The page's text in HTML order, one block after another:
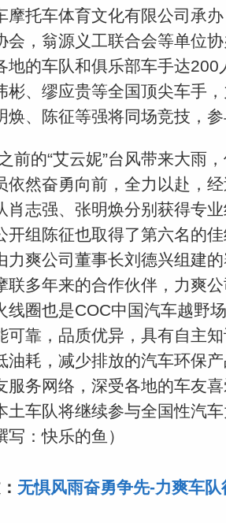
摩托车体育文化有限公司承
会，翁源义工联合会等单位
地的车队和俱乐部车手达200
彬、缪应贵等全国顶尖车手
焕、陈征等强将同场竞技，
前的“艾云妮”台风带来大雨
依然奋勇向前，全力以赴，
肖志强、张明焕分别获得专
开组陈征也取得了第六名的
力爽公司董事长刘德兴组建
联多年来的合作伙伴，力爽
线圈也是COC中国汽车越野
可靠，品质优异，具有自主
油耗，减少排放的汽车环保
服务网络，深受各地的车友
土车队将继续参与全国性汽
：快乐的鱼）
无惧风雨奋勇争先-力爽车